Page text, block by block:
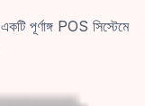
পূর্ণাঙ্গ POS সিস্টেমে